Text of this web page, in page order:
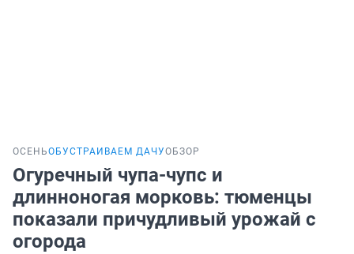
ОСЕНЬОБУСТРАИВАЕМ ДАЧУОБЗОР
Огуречный чупа-чупс и
длинноногая морковь: тюменцы
показали причудливый урожай с
огорода